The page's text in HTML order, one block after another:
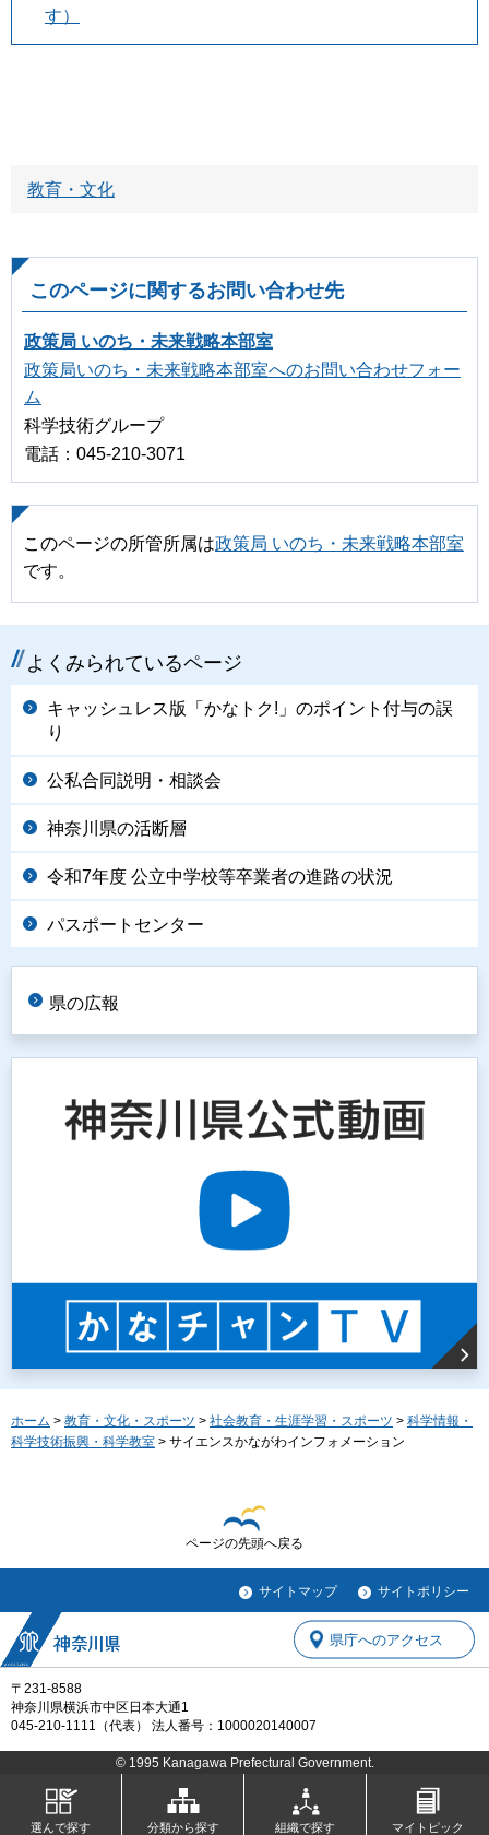
す）
教育・文化
このページに関するお問い合わせ先
政策局 いのち・未来戦略本部室
政策局いのち・未来戦略本部室へのお問い合わせフォー
ム
科学技術グループ
電話：045-210-3071
このページの所管所属は政策局 いのち・未来戦略本部室
です。
よくみられているページ
キャッシュレス版「かなトク!」のポイント付与の誤
り
公私合同説明・相談会
神奈川県の活断層
令和7年度 公立中学校等卒業者の進路の状況
パスポートセンター
県の広報
ホーム > 教育・文化・スポーツ > 社会教育・生涯学習・スポーツ > 科学情報・
科学技術振興・科学教室 > サイエンスかながわインフォメーション
ページの先頭へ戻る
サイトマップ サイトポリシー
〒231-8588
神奈川県横浜市中区日本大通1
045-210-1111（代表） 法人番号：1000020140007
県庁へのアクセス
© 1995 Kanagawa Prefectural Government.
選んで探す 分類から探す 組織で探す マイトピック